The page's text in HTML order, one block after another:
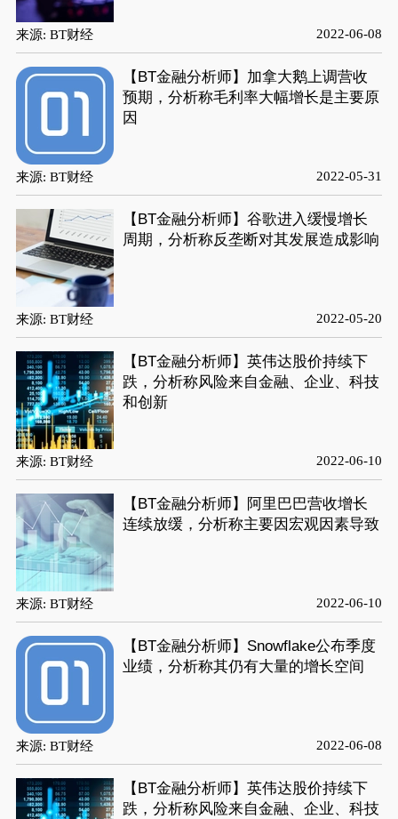
来源: BT财经 2022-06-08
【BT金融分析师】加拿大鹅上调营收
预期，分析称毛利率大幅增长是主要原
因
来源: BT财经 2022-05-31
【BT金融分析师】谷歌进入缓慢增长
周期，分析称反垄断对其发展造成影响
来源: BT财经 2022-05-20
【BT金融分析师】英伟达股价持续下
跌，分析称风险来自金融、企业、科技
和创新
来源: BT财经 2022-06-10
【BT金融分析师】阿里巴巴营收增长
连续放缓，分析称主要因宏观因素导致
来源: BT财经 2022-06-10
【BT金融分析师】Snowflake公布季度
业绩，分析称其仍有大量的增长空间
来源: BT财经 2022-06-08
【BT金融分析师】英伟达股价持续下
跌，分析称风险来自金融、企业、科技